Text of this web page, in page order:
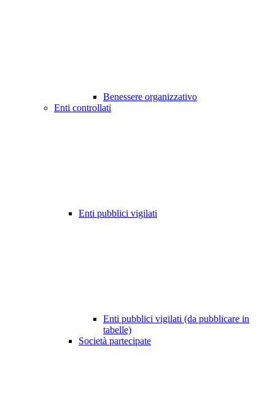
Benessere organizzativo
Enti controllati
Enti pubblici vigilati
Enti pubblici vigilati (da pubblicare in
tabelle)
Società partecipate